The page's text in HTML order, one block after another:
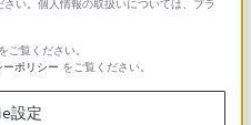
い。個人情報の取扱いについては、プラ
をご覧ください。
ポリシー をご覧ください。
設定